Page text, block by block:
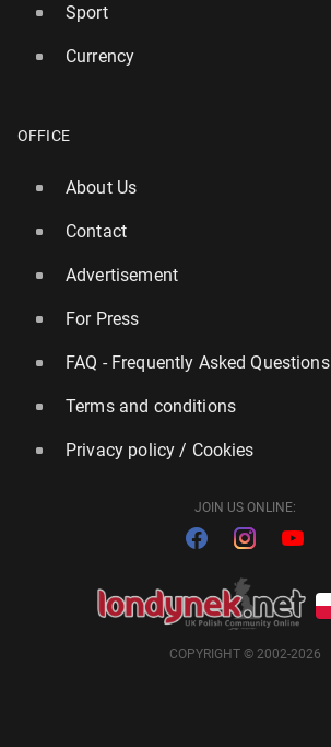
Sport
Currency
OFFICE
About Us
Contact
Advertisement
For Press
FAQ - Frequently Asked Questions
Terms and conditions
Privacy policy / Cookies
JOIN US ONLINE:
COPYRIGHT © 2002-2026